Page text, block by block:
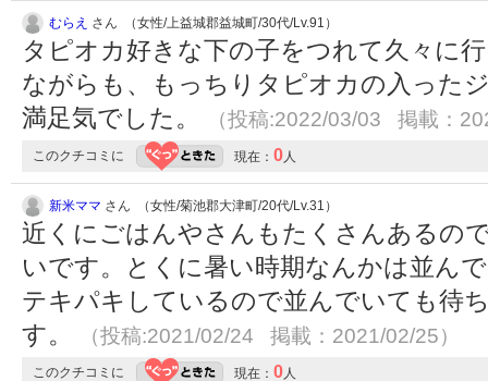
むらえ さん （女性/上益城郡益城町/30代/Lv.91）
タピオカ好きな下の子をつれて久々に
ながらも、もっちりタピオカの入った
満足気でした。
（投稿:2022/03/03 掲載：
このクチコミに 現在： 0人
新米ママ さん （女性/菊池郡大津町/20代/Lv.31）
近くにごはんやさんもたくさんあるの
いです。とくに暑い時期なんかは並ん
テキパキしているので並んでいても待
す。
（投稿:2021/02/24 掲載：2021/02/25）
このクチコミに 現在： 0人